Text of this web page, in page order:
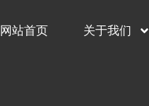
网站首页 关于我们